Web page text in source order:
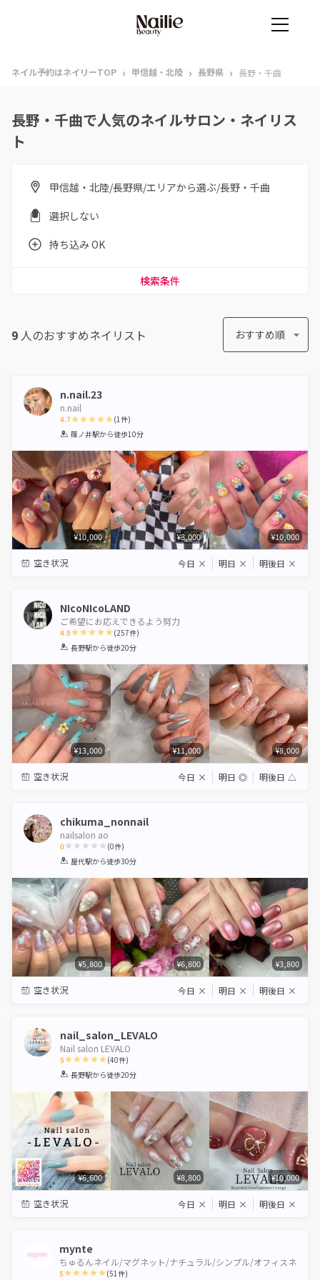
ネイル予約はネイリーTOP › 甲信越・北陸 › 長野県 › 長野・千曲
長野・千曲で人気のネイルサロン・ネイリス
ト
甲信越・北陸/長野県/エリアから選ぶ/長野・千曲
選択しない
持ち込み OK
検索条件
9 人のおすすめネイリスト おすすめ順
n.nail.23
n.nail
4.7
1 2 3 4 5
(1件)
篠ノ井駅から徒歩10分
¥10,000 ¥8,000 ¥10,000
空き状況 今日 × 明日 × 明後日 ×
NIcoNIcoLAND
ご希望にお応えできるよう努力
4.9
1 2 3 4 5
(257件)
長野駅から徒歩20分
¥13,000 ¥11,000 ¥8,000
空き状況 今日 × 明日 ◎ 明後日 △
chikuma_nonnail
nailsalon ao
0
1 2 3 4 5
(0件)
屋代駅から徒歩30分
¥5,800 ¥6,800 ¥3,800
空き状況 今日 × 明日 × 明後日 ×
nail_salon_LEVALO
Nail salon LEVALO
5
1 2 3 4 5
(40件)
長野駅から徒歩20分
¥6,600 ¥8,800 ¥10,000
空き状況 今日 × 明日 × 明後日 ×
mynte
ちゅるんネイル/マグネット/ナチュラル/シンプル/オフィスネ
5 (51 件)